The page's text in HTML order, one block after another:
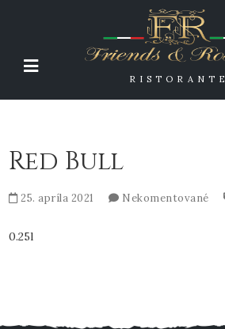
RISTORANTE
Red Bull
25. apríla 2021 Nekomentované
0.25l